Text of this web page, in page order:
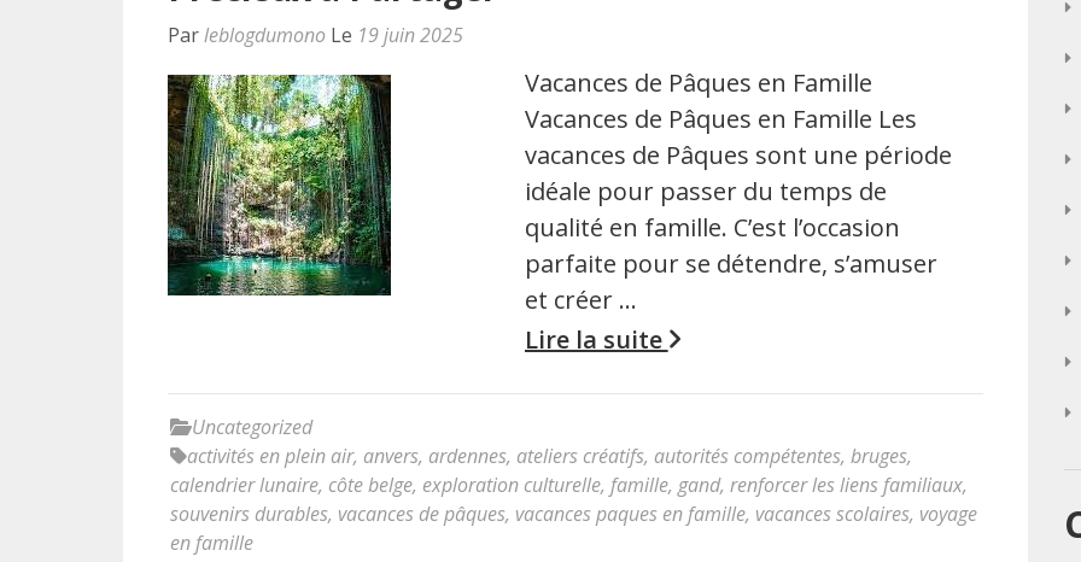
Parleblogdumono Le 19 juin 2025
Vacances de Pâques en Famille
Vacances de Pâques en Famille Les
vacances de Pâques sont une période
idéale pour passer du temps de
qualité en famille. C’est l’occasion
parfaite pour se détendre, s’amuser
et créer …
Lire la suite
Uncategorized
activités en plein air, anvers, ardennes, ateliers créatifs, autorités compétentes, bruges,
calendrier lunaire, côte belge, exploration culturelle, famille, gand, renforcer les liens familiaux,
souvenirs durables, vacances de pâques, vacances paques en famille, vacances scolaires, voyage
en famille